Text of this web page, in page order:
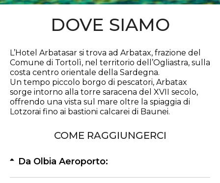
DOVE SIAMO
L’Hotel Arbatasar si trova ad Arbatax, frazione del
Comune di Tortolì, nel territorio dell’Ogliastra, sulla
costa centro orientale della Sardegna.
Un tempo piccolo borgo di pescatori, Arbatax
sorge intorno alla torre saracena del XVII secolo,
offrendo una vista sul mare oltre la spiaggia di
Lotzorai fino ai bastioni calcarei di Baunei.
COME RAGGIUNGERCI
Da Olbia Aeroporto: